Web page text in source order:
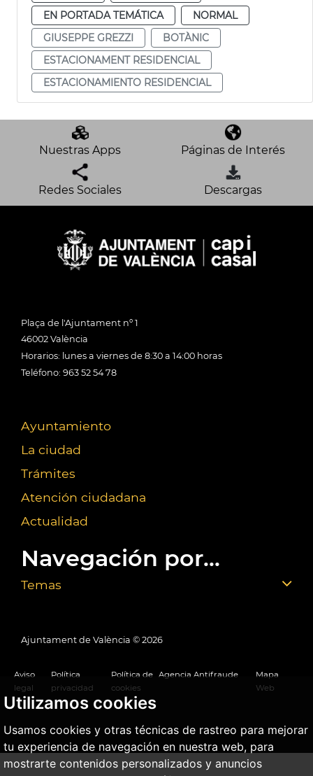
Utilizamos cookies
Usamos cookies y otras técnicas de rastreo para mejorar
tu experiencia de navegación en nuestra web, para
mostrarte contenidos personalizados y anuncios
EN PORTADA TEMÁTICA
NORMAL
GIUSEPPE GREZZI
BOTÀNIC
ESTACIONAMENT RESIDENCIAL
ESTACIONAMIENTO RESIDENCIAL
Nuestras Apps Páginas de Interés
Redes Sociales Descargas
Plaça de l'Ajuntament nº 1
46002 València
Horarios: lunes a viernes de 8:30 a 14:00 horas
Teléfono: 963 52 54 78
Ayuntamiento
La ciudad
Trámites
Atención ciudadana
Actualidad
Navegación por...
Temas
Ajuntament de València © 2026
Aviso
legal
Política
privacidad
Política de
cookies
Agencia Antifraude
Mapa
Web